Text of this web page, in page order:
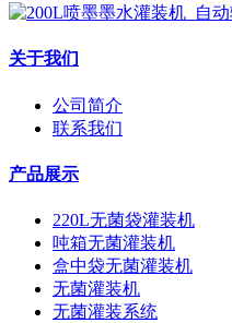
关于我们
公司简介
联系我们
产品展示
220L无菌袋灌装机
吨箱无菌灌装机
盒中袋无菌灌装机
无菌灌装机
无菌灌装系统